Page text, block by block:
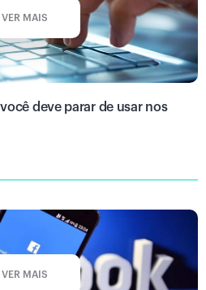
VER MAIS
deve parar de usar nos
VER MAIS